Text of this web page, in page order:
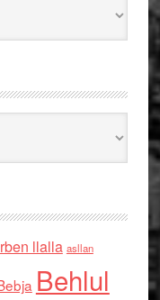
llalla asllan
Behlul